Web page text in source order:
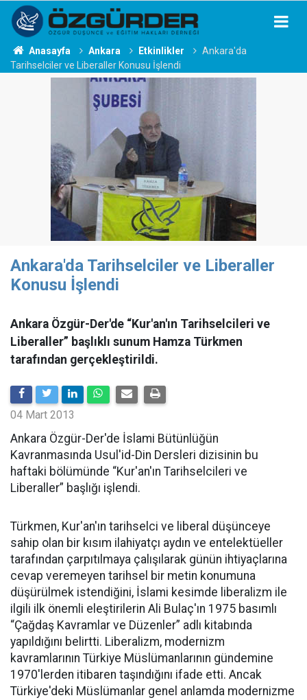
Anasayfa Ankara Etkinlikler
Ankara'da
Tarihselciler ve Liberaller Konusu İşlendi
Ankara'da Tarihselciler ve Liberaller
Konusu İşlendi
Ankara Özgür-Der'de “Kur'an'ın Tarihselcileri ve
Liberaller” başlıklı sunum Hamza Türkmen
tarafından gerçekleştirildi.
04 Mart 2013
Ankara Özgür-Der'de İslami Bütünlüğün
Kavranmasında Usul'id-Din Dersleri dizisinin bu
haftaki bölümünde “Kur'an'ın Tarihselcileri ve
Liberaller” başlığı işlendi.
Türkmen, Kur'an'ın tarihselci ve liberal düşünceye
sahip olan bir kısım ilahiyatçı aydın ve entelektüeller
tarafından çarpıtılmaya çalışılarak günün ihtiyaçlarına
cevap veremeyen tarihsel bir metin konumuna
düşürülmek istendiğini, İslami kesimde liberalizm ile
ilgili ilk önemli eleştirilerin Ali Bulaç'ın 1975 basımlı
“Çağdaş Kavramlar ve Düzenler” adlı kitabında
yapıldığını belirtti. Liberalizm, modernizm
kavramlarının Türkiye Müslümanlarının gündemine
1970'lerden itibaren taşındığını ifade etti. Ancak
Türkiye'deki Müslümanlar genel anlamda modernizme